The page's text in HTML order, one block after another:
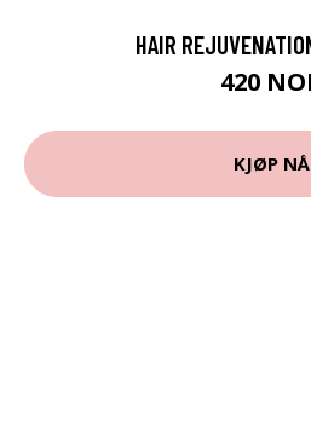
HAIR
420
KJØP NÅ